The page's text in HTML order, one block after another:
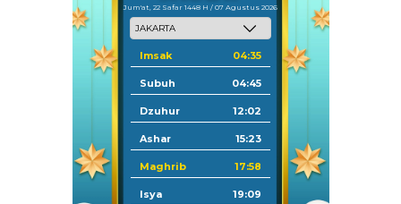
Jum'at, 22 Safar 1448 H / 07 Agustus 2026
Imsak 04:35
Subuh 04:45
Dzuhur 12:02
Ashar 15:23
Maghrib 17:58
Isya 19:09